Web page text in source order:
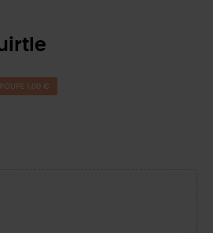
POUPE 1,00 €